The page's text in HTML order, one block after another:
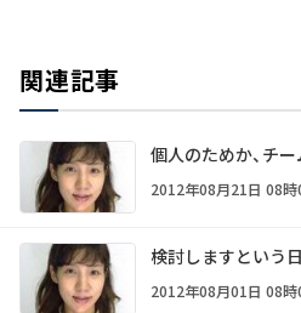
関連記事
個人のためか、チ
2012年08月21日 08
検討しますという
2012年08月01日 08